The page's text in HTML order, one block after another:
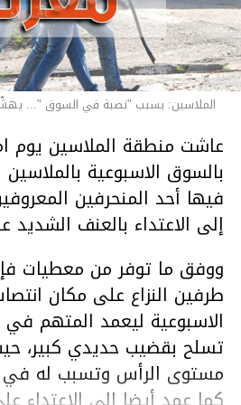
الملاسين: بسبب "نصبة في السوق "...
عاشت منطقة الملاسين يوم
بالسوق الاسبوعية
فيها أحد المنحرفين
إلى الاعتداء بالعنف
ووفق ما توفر من معطيات
طرفين النزاع على مكان
الاسبوعية ليعمد المتهم
تسلح بقضيب حديدي كبير،
مستوى الرأس وتسبب له في